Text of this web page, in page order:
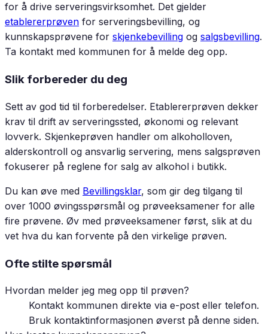
for å drive serveringsvirksomhet. Det gjelder
etablererprøven for serveringsbevilling, og
kunnskapsprøvene for skjenkebevilling og salgsbevilling.
Ta kontakt med kommunen for å melde deg opp.
Slik forbereder du deg
Sett av god tid til forberedelser. Etablererprøven dekker
krav til drift av serveringssted, økonomi og relevant
lovverk. Skjenkeprøven handler om alkoholloven,
alderskontroll og ansvarlig servering, mens salgsprøven
fokuserer på reglene for salg av alkohol i butikk.
Du kan øve med Bevillingsklar, som gir deg tilgang til
over 1000 øvingsspørsmål og prøveeksamener for alle
fire prøvene. Øv med prøveeksamener først, slik at du
vet hva du kan forvente på den virkelige prøven.
Ofte stilte spørsmål
Hvordan melder jeg meg opp til prøven?
Kontakt kommunen direkte via e-post eller telefon.
Bruk kontaktinformasjonen øverst på denne siden.